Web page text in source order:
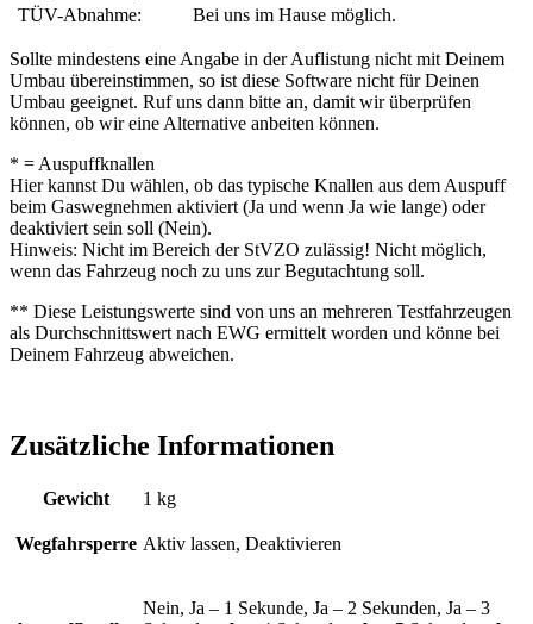
TÜV-Abnahme:
Bei uns im Hause möglich.
Sollte mindestens eine Angabe in der Auflistung nicht mit Deinem
Umbau übereinstimmen, so ist diese Software nicht für Deinen
Umbau geeignet. Ruf uns dann bitte an, damit wir überprüfen
können, ob wir eine Alternative anbeiten können.
* = Auspuffknallen
Hier kannst Du wählen, ob das typische Knallen aus dem Auspuff
beim Gaswegnehmen aktiviert (Ja und wenn Ja wie lange) oder
deaktiviert sein soll (Nein).
Hinweis: Nicht im Bereich der StVZO zulässig! Nicht möglich,
wenn das Fahrzeug noch zu uns zur Begutachtung soll.
** Diese Leistungswerte sind von uns an mehreren Testfahrzeugen
als Durchschnittswert nach EWG ermittelt worden und könne bei
Deinem Fahrzeug abweichen.
Zusätzliche Informationen
Gewicht 1 kg
Wegfahrsperre Aktiv lassen, Deaktivieren
Nein, Ja – 1 Sekunde, Ja – 2 Sekunden, Ja – 3